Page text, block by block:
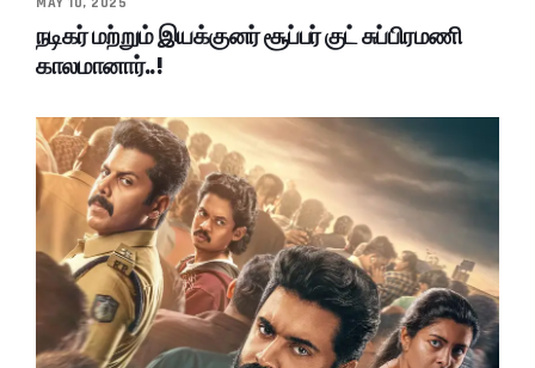
நடிகர் மற்றும் இயக்குனர் சூப்பர் குட் சுப்பிரமணி
காலமானார்..!